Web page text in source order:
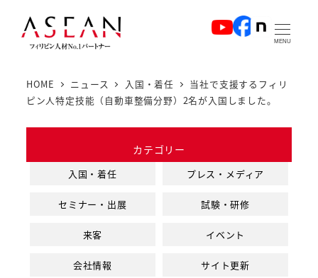
MENU
HOME ニュース 入国・着任
当社で支援するフィリ
ピン人特定技能（自動車整備分野）2名が入国しました。
カテゴリー
入国・着任 プレス・メディア
セミナー・出展 試験・研修
来客 イベント
会社情報 サイト更新